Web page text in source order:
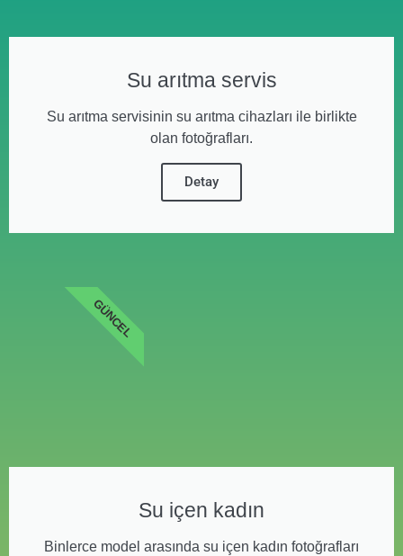
Su arıtma servis
Su arıtma servisinin su arıtma cihazları ile birlikte
olan fotoğrafları.
Detay
Su içen kadın
Binlerce model arasında su içen kadın fotoğrafları
GÜNCEL